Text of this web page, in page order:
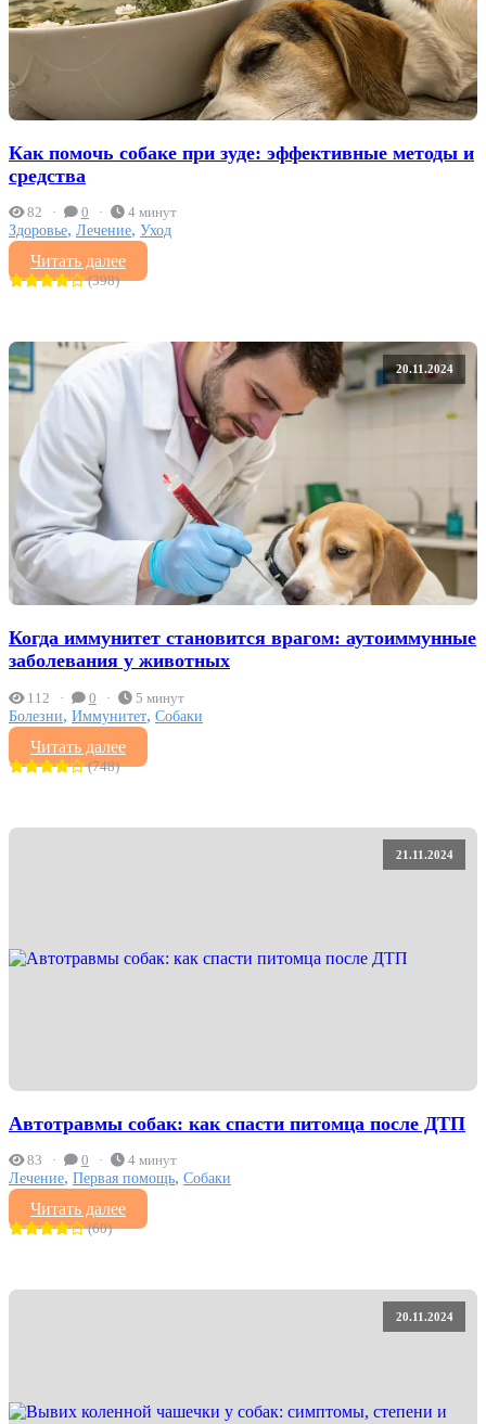
Как помочь собаке при зуде: эффективные методы и
средства
82 0 4 минут
Здоровье, Лечение, Уход
Читать далее
(398)
20.11.2024
Когда иммунитет становится врагом: аутоиммунные
заболевания у животных
112 0 5 минут
Болезни, Иммунитет, Собаки
Читать далее
(748)
21.11.2024
Автотравмы собак: как спасти питомца после ДТП
83 0 4 минут
Лечение, Первая помощь, Собаки
Читать далее
(60)
20.11.2024